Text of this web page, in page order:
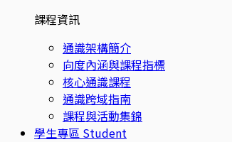
課程資訊
通識架構簡介
向度內涵與課程指標
核心通識課程
通識跨域指南
課程與活動集錦
學生專區 Student